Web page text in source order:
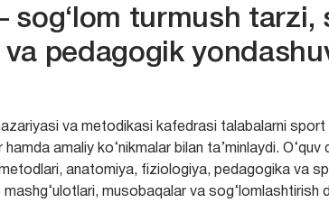
sog‘lom turmush tarzi,
pedagogik
va metodikasi kafedrasi talabalarni sport
hamda amaliy ko‘nikmalar bilan ta’minlaydi.
anatomiya, fiziologiya, pedagogika va
musobaqalar va sog‘lomlashtirish